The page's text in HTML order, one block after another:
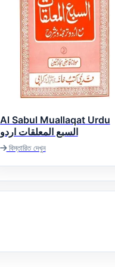
Al Sabul Muallaqat Urdu
السبع المعلقات اردو
বিস্তারিত দেখুন